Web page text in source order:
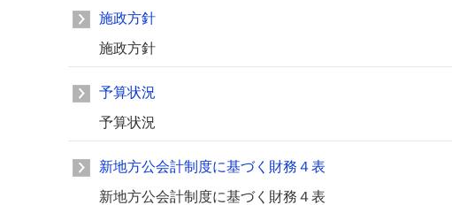
施政方針
施政方針
予算状況
予算状況
新地方公会計制度に基づく財務４表
新地方公会計制度に基づく財務４表